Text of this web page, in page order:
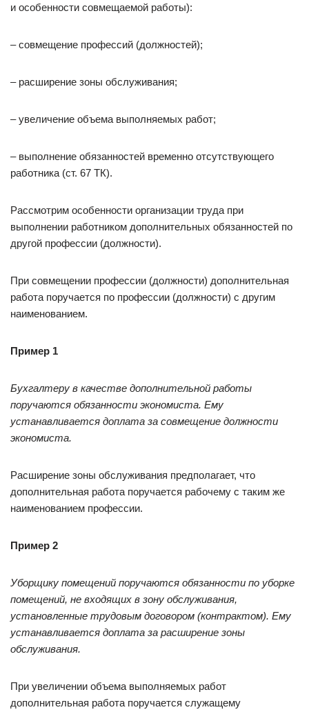
и особенности совмещаемой работы):
– совмещение профессий (должностей);
– расширение зоны обслуживания;
– увеличение объема выполняемых работ;
– выполнение обязанно­стей временно отсутствующего
работника (ст. 67 ТК).
Рассмотрим особенности организации труда при
выполнении работником дополнительных обязанностей по
другой профессии (должности).
При совмещении профессии (должности) дополнительная
работа поручается по профессии (должности) с другим
наименованием.
Пример 1
Бухгалтеру в качестве дополнительной работы
поручаются обязанности экономиста. Ему
устанавливается доплата за совмещение должности
экономиста.
Расширение зоны обслуживания предполагает, что
дополнительная работа поручается рабочему с таким же
наименованием профессии.
Пример 2
Уборщику помещений поручаются обязанности по уборке
помещений, не входящих в зону обслуживания,
установленные трудовым договором (контрактом). Ему
устанавливается доплата за расширение зоны
обслуживания.
При увеличении объема выполняемых работ
дополнительная работа поручается служащему